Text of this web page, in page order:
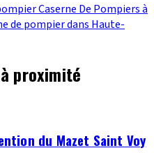
Caserne De Pompiers à
de pompier dans Haute-
proximité
du Mazet Saint Voy